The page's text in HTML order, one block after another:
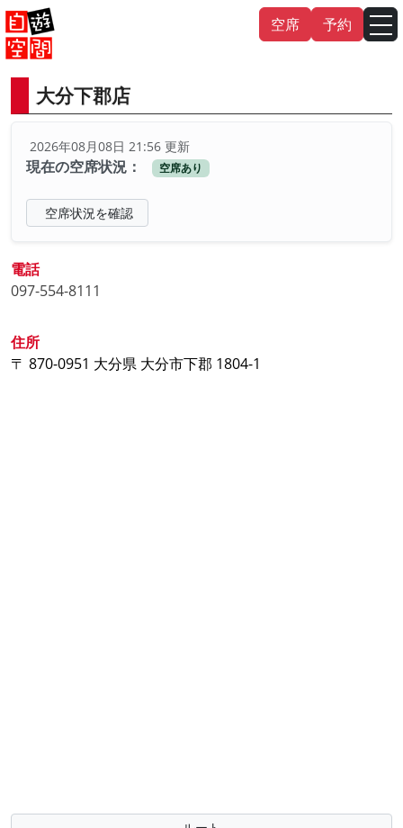
Skip
to
content
空席 予約
大分下郡店
2026年08月08日 21:56 更新
現在の空席状況： 空席あり
空席状況を確認
電話
097-554-8111
住所
〒 870-0951 大分県 大分市下郡 1804-1
English 中文（繁體） 中文（简体）
한국어